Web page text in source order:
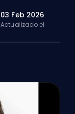
03 Feb 2026
Actualizado el